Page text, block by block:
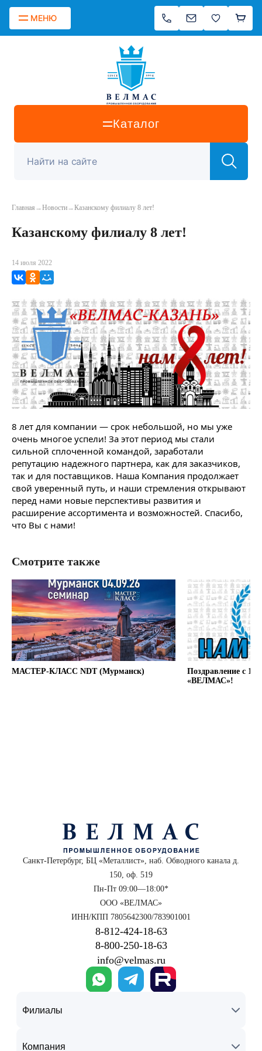
МЕНЮ
Каталог
Главная →Новости→Казанскому филиалу 8 лет!
Казанскому филиалу 8 лет!
14 июля 2022
ВКонтакте
Одноклассники
Мой Мир
8 лет для компании — срок небольшой, но мы уже
очень многое успели! За этот период мы стали
сильной сплоченной командой, заработали
репутацию надежного партнера, как для заказчиков,
так и для поставщиков. Наша Компания продолжает
свой уверенный путь, и наши стремления открывают
перед нами новые перспективы развития и
расширение ассортимента и возможностей. Спасибо,
что Вы с нами!
Смотрите также
МАСТЕР-КЛАСС NDT (Мурманск)
Поздравление с
«ВЕЛМАС»!
Санкт-Петербург, БЦ «Металлист», наб. Обводного канала д.
150, оф. 519
Пн-Пт 09:00—18:00*
ООО «ВЕЛМАС»
ИНН/КПП 7805642300/783901001
8‑812‑424‑18‑63
8‑800‑250‑18‑63
info@velmas.ru
Филиалы
Компания